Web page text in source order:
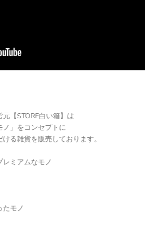
【STORE白い箱】は
ノ」をコンセプトに
る雑貨を販売しております。
レミアムなモノ
モノ